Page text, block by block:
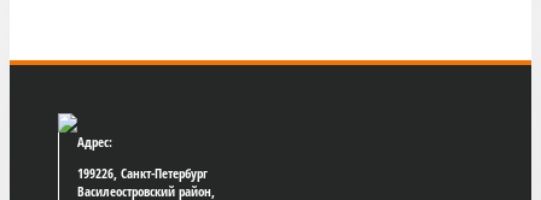
Адрес:
199226, Санкт-Петербург
Василеостровский район,